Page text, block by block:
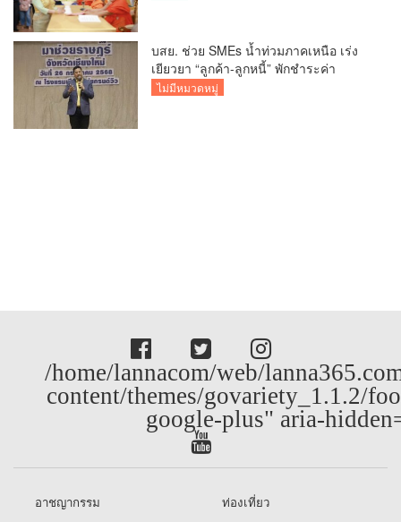
บสย. ช่วย SMEs น้ำท่วมภาคเหนือ เร่ง
เยียวยา “ลูกค้า-ลูกหนี้” พักชำระค่า
ธรรมเนียม-ค่างวด
ไม่มีหมวดหมู่
/home/lannacom/web/
content/themes/govariety_1.1.2/
google-plus" aria-
อาชญากรรม
ท่องเที่ยว